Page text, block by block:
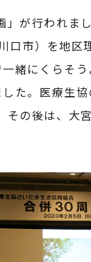
が行われま
市）を地区
緒にくらそ
た。医療生
の後は、大